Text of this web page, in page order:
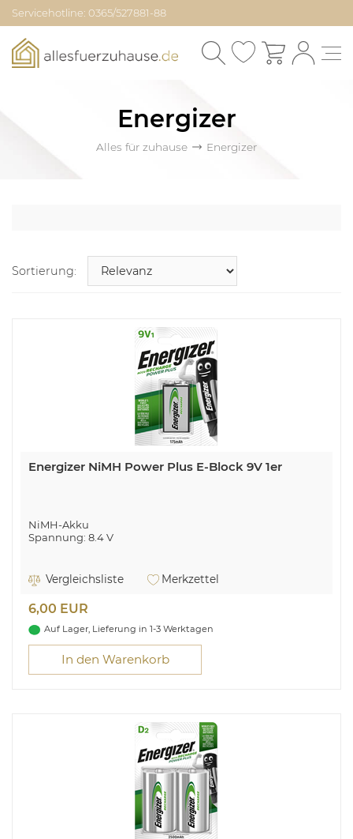
Servicehotline: 0365/527881-88
Energizer
Alles für zuhause Energizer
Sortierung:
Energizer NiMH Power Plus E-Block 9V 1er
NiMH-Akku
Spannung: 8.4 V
Vergleichsliste Merkzettel
6,00 EUR
Auf Lager, Lieferung in 1-3 Werktagen
In den Warenkorb